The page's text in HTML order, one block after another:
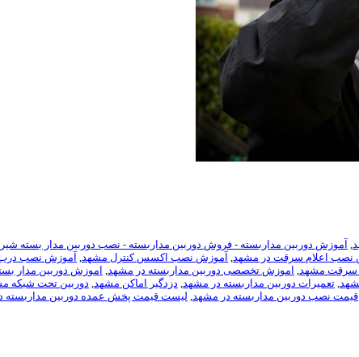
آموزش دوربین مداربسته - فروش دوربین مداربسته - نصب دوربین مدار بسته
نصب اعلام سرقت در مشهد آموزش نصب اکسس کنترل مشهد آموزش نصب درب
سرقت مشهد اموزش تخصصی دوربین مداربسته در مشهد اموزش دوربين مدار
تعمیرات دوربین مداربسته در مشهد دزدگیر اماکن مشهد دوربین تحت شبکه
قیمت نصب دوربین مداربسته در مشهد لیست قیمت پخش عمده دوربین مداربسته